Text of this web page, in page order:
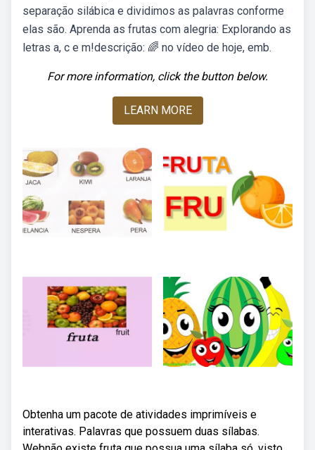
separação silábica e dividimos as palavras conforme
elas são. Aprenda as frutas com alegria: Explorando as
letras a, c e m!descrição: 🌈 no vídeo de hoje, emb.
For more information, click the button below.
LEARN MORE
Obtenha um pacote de atividades imprimíveis e
interativas. Palavras que possuem duas sílabas.